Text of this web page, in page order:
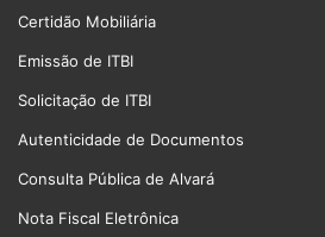
Certidão Mobiliária
Emissão de ITBI
Solicitação de ITBI
Autenticidade de Documentos
Consulta Pública de Alvará
Nota Fiscal Eletrônica